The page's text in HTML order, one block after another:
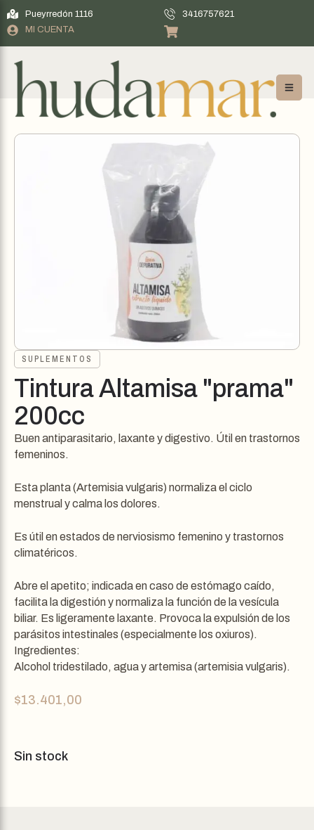
Pueyrredón 1116
3416757621
MI CUENTA
SUPLEMENTOS
Tintura Altamisa "prama"
200cc
Buen antiparasitario, laxante y digestivo. Útil en trastornos
femeninos.
Esta planta (Artemisia vulgaris) normaliza el ciclo
menstrual y calma los dolores.
Es útil en estados de nerviosismo femenino y trastornos
climatéricos.
Abre el apetito; indicada en caso de estómago caído,
facilita la digestión y normaliza la función de la vesícula
biliar. Es ligeramente laxante. Provoca la expulsión de los
parásitos intestinales (especialmente los oxiuros).
Ingredientes:
Alcohol tridestilado, agua y artemisa (artemisia vulgaris).
$13.401,00
Sin stock